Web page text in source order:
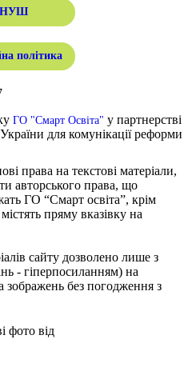
НУШ
політика
ГО "Смарт Освіта" у партнерстві
для комунікації реформи
права на текстові матеріали,
авторського права, що
ГО “Смарт освіта”, крім
пряму вказівку на
сайту дозволено лише з
- гіперпосиланням) на
без погодження з
фото від